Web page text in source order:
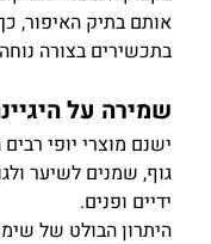
אותם בתיק האיפור,
בתכשירים בצורה
שמירה על
ישנם מוצרי יופי
גוף, שמנים לשיער
ידיים ופנים.
היתרון הבולט של